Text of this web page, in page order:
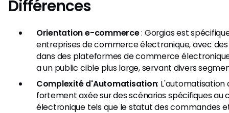
Différences
Orientation e-commerce: Gorgias est
entreprises de commerce électronique, avec
dans des plateformes de commerce
a un public cible plus large, servant divers
Complexité d'Automatisation: L'automatisation
fortement axée sur des scénarios spécifiques au
électronique tels que le statut des commandes